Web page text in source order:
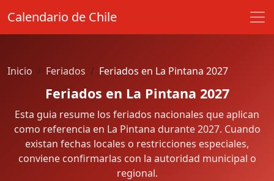
Calendario de Chile
Inicio Feriados Feriados en La Pintana 2027
Feriados en La Pintana 2027
Esta guia resume los feriados nacionales que aplican
como referencia en La Pintana durante 2027. Cuando
existan fechas locales o restricciones especiales,
conviene confirmarlas con la autoridad municipal o
regional.